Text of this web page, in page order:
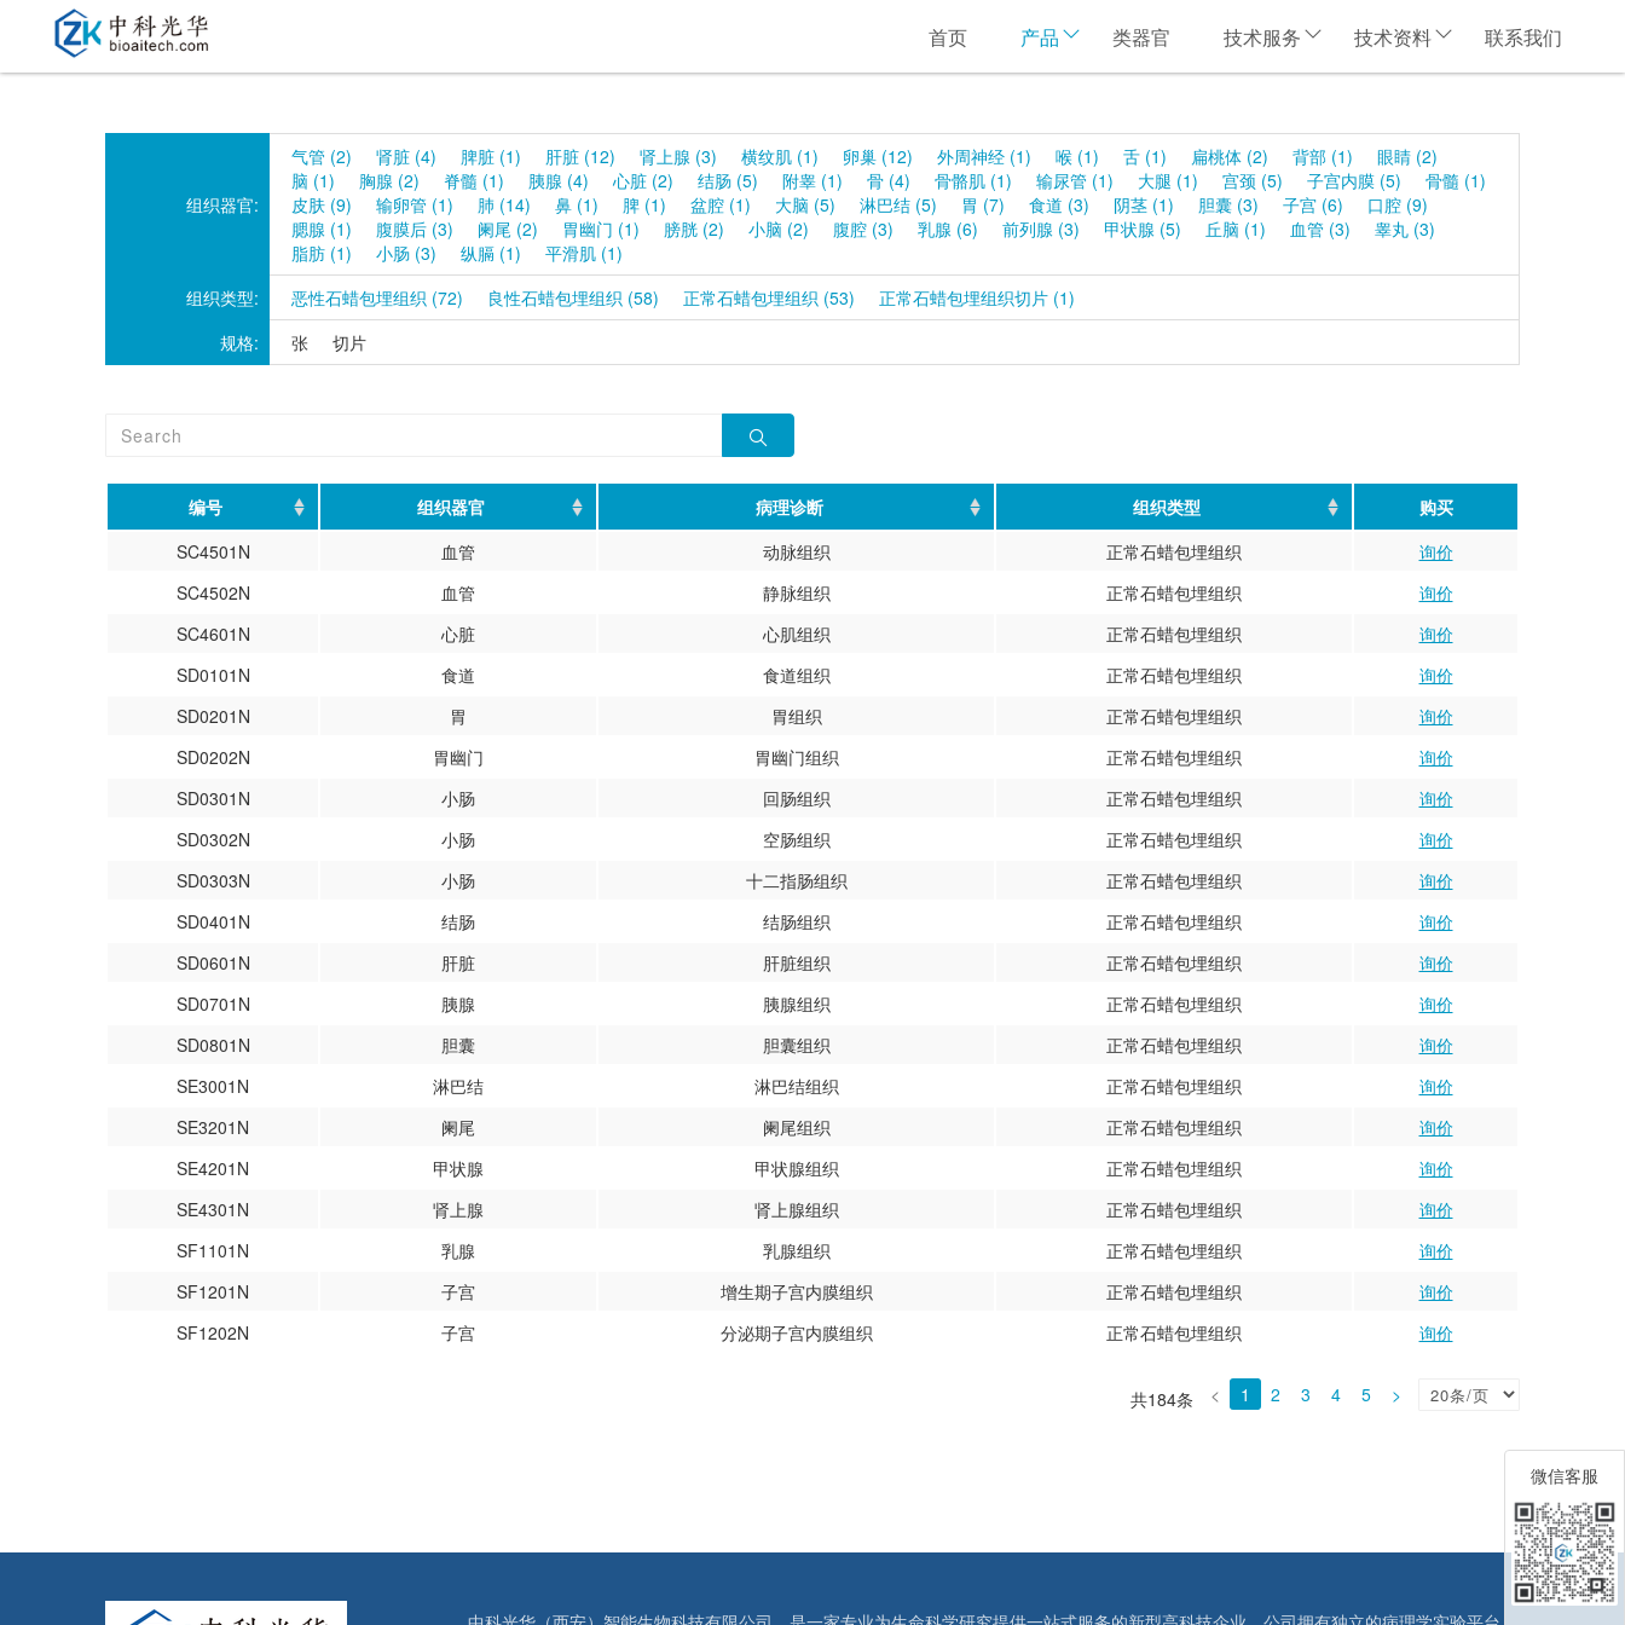
首页 产品 类器官 技术服务 技术资料 联系我们
组织器官:
气管 (2) 肾脏 (4) 脾脏 (1) 肝脏 (12) 肾上腺 (3) 横纹肌 (1) 卵巢 (12) 外周神经 (1) 喉 (1) 舌 (1) 扁桃体 (2) 背部 (1)
眼睛 (2)
脑 (1)
胸腺 (2) 脊髓 (1) 胰腺 (4) 心脏 (2) 结肠 (5) 附睾 (1) 骨 (4) 骨骼肌 (1) 输尿管 (1) 大腿 (1) 宫颈 (5) 子宫内膜 (5)
骨髓 (1)
皮肤 (9)
输卵管 (1) 肺 (14) 鼻 (1) 脾 (1) 盆腔 (1) 大脑 (5) 淋巴结 (5) 胃 (7) 食道 (3) 阴茎 (1) 胆囊 (3) 子宫 (6)
口腔 (9)
腮腺 (1)
腹膜后 (3) 阑尾 (2) 胃幽门 (1) 膀胱 (2) 小脑 (2) 腹腔 (3) 乳腺 (6) 前列腺 (3) 甲状腺 (5) 丘脑 (1) 血管 (3)
睾丸 (3)
脂肪 (1)
小肠 (3) 纵膈 (1)
平滑肌 (1)
组织类型:
恶性石蜡包埋组织 (72) 良性石蜡包埋组织 (58) 正常石蜡包埋组织 (53)
正常石蜡包埋组织切片 (1)
规格:
张 切片
编号 组织器官 病理诊断 组织类型
购买
SC4501N
血管 动脉组织 正常石蜡包埋组织
询价
SC4502N
血管 静脉组织 正常石蜡包埋组织
询价
SC4601N
心脏 心肌组织 正常石蜡包埋组织
询价
SD0101N
食道 食道组织 正常石蜡包埋组织
询价
SD0201N
胃 胃组织 正常石蜡包埋组织
询价
SD0202N
胃幽门 胃幽门组织 正常石蜡包埋组织
询价
SD0301N
小肠 回肠组织 正常石蜡包埋组织
询价
SD0302N
小肠 空肠组织 正常石蜡包埋组织
询价
SD0303N
小肠 十二指肠组织 正常石蜡包埋组织
询价
SD0401N
结肠 结肠组织 正常石蜡包埋组织
询价
SD0601N
肝脏 肝脏组织 正常石蜡包埋组织
询价
SD0701N
胰腺 胰腺组织 正常石蜡包埋组织
询价
SD0801N
胆囊 胆囊组织 正常石蜡包埋组织
询价
SE3001N
淋巴结 淋巴结组织 正常石蜡包埋组织
询价
SE3201N
阑尾 阑尾组织 正常石蜡包埋组织
询价
SE4201N
甲状腺 甲状腺组织 正常石蜡包埋组织
询价
SE4301N
肾上腺 肾上腺组织 正常石蜡包埋组织
询价
SF1101N
乳腺 乳腺组织 正常石蜡包埋组织
询价
SF1201N
子宫 增生期子宫内膜组织 正常石蜡包埋组织
询价
SF1202N
子宫 分泌期子宫内膜组织 正常石蜡包埋组织 询价
< 1 2 3 4 5 >
共184条
微信客服